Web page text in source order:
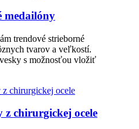
medailóny
trendové strieborné
tvarov a veľkostí.
s možnosťou vložiť
z chirurgickej ocele